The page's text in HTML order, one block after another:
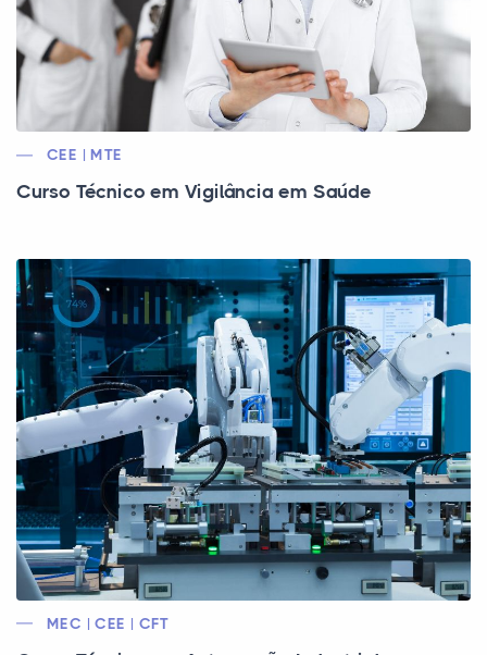
CEE | MTE
Curso Técnico em Vigilância em Saúde
MEC | CEE | CFT